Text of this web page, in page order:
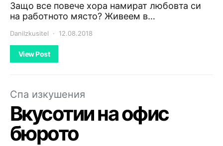
Защо все повече хора намират любовта си
на работното място? Живеем в…
DaniIzkusitel 12.08.2018
View Post
Спа изкушения
Вкусотии на офис
бюрото